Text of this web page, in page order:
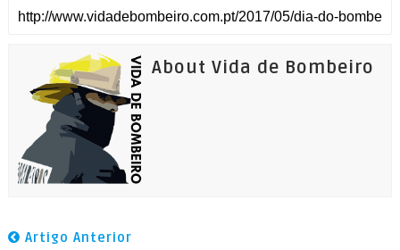
About Vida de Bombeiro
Artigo Anterior